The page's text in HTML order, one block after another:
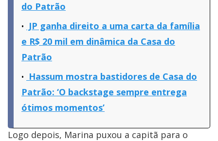
do Patrão
JP ganha direito a uma carta da família
e R$ 20 mil em dinâmica da Casa do
Patrão
Hassum mostra bastidores de Casa do
Patrão: ‘O backstage sempre entrega
ótimos momentos’
Logo depois, Marina puxou a capitã para o